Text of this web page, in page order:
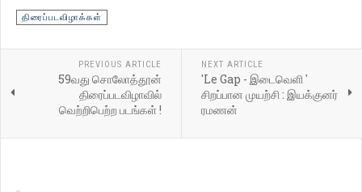
திரைப்படவிழாக்கள்
PREVIOUS ARTICLE
59வது சொலோத்தூன்
திரைப்படவிழாவில்
வெற்றிபெற்ற படங்கள் !
NEXT ARTICLE
'Le Gap - இடைவெளி '
சிறப்பான முயற்சி : இயக்குனர்
ரமணன்